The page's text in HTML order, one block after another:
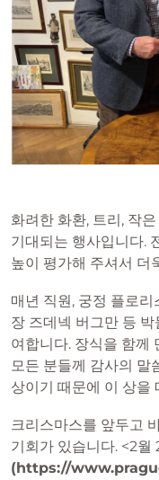
화려한 화환, 트리, 작
기대되는 행사입니다.
높이 평가해 주셔서 더
매년 직원, 궁정 플로
장 즈데넥 버그만 등
여합니다. 장식을 함께
모든 분들께 감사의 말
상이기 때문에 이 상을
크리스마스를 앞두고
기회가 있습니다. <2월
(https://